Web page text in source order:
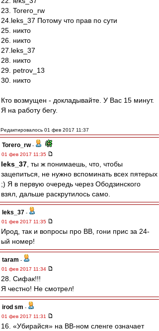
23. Torero_rw
24.leks_37 Потому что прав по сути
25. никто
26. никто
27.leks_37
28. никто
29. petrov_13
30. никто
Кто возмущен - докладывайте. У Вас 15 минут.
Я на работу бегу.
Редактировалось 01 фев 2017 11:37
Torero_rw-
01 фев 2017 11:35
leks_37 , ты ж понимаешь, что, чтобы
зацепиться, не нужно вспоминать всех пятерых
;) Я в первую очередь через Ободзинского
взял, дальше раскрутилось само.
leks_37 -
01 фев 2017 11:35
Ирод, так и вопросы про ВВ, гони прис за 24-
ый номер!
taram -
01 фев 2017 11:34
28. Сифак!!!
Я честно! Не смотрел!
irod sm -
01 фев 2017 11:31
16. «Убирайся» на ВВ-ном сленге означает